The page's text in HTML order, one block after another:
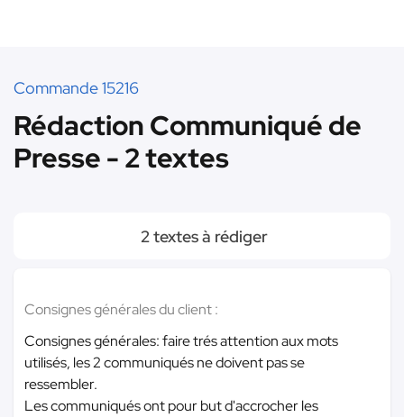
Commande 15216
Rédaction Communiqué de
Presse - 2 textes
2 textes à rédiger
Consignes générales du client :
Consignes générales: faire trés attention aux mots
utilisés, les 2 communiqués ne doivent pas se
ressembler.
Les communiqués ont pour but d'accrocher les